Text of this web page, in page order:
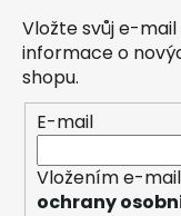
Vložte svůj e-
informace o
shopu.
E-mail
Vložením e-
ochrany